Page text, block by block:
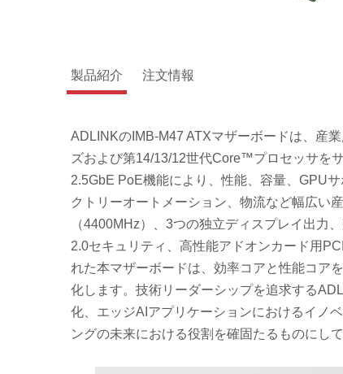
製品紹介 注文情報
ADLINKのIMB-M47 ATXマザーボードは、産
ズおよび第14/13/12世代Core™プロセッサを
2.5GbE PoE機能により、性能、容量、GPU
クトリーオートメーション、物流など幅広い
（4400MHz）、3つの独立ディスプレイ出力
2.0セキュリティ、高性能アドオンカード用
れた本マザーボードは、効率コアと性能コア
化します。技術リーダーシップを追求する
化、エッジAIアプリケーションにおけるイノ
ングの未来における役割を確固たるものにして